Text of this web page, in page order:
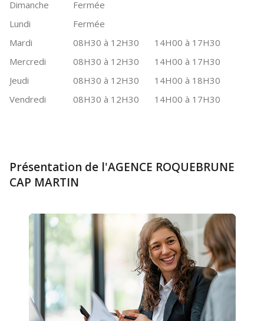
Dimanche
Fermée
Lundi
Fermée
Mardi
08H30 à 12H30
14H00 à 17H30
Mercredi
08H30 à 12H30
14H00 à 17H30
Jeudi
08H30 à 12H30
14H00 à 18H30
Vendredi
08H30 à 12H30 14H00 à 17H30
Présentation de l'AGENCE ROQUEBRUNE
CAP MARTIN